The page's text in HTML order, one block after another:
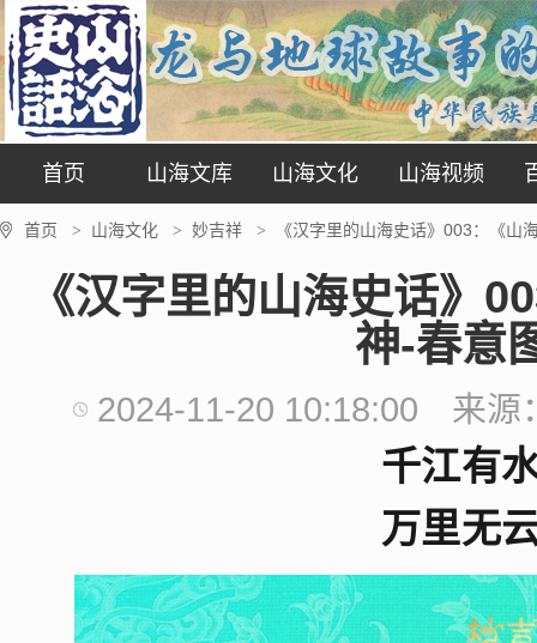
首页 山海文库 山海文化 山海视频
首页 > 山海文化 > 妙吉祥 > 《汉字里的山海史话》003：《山
《汉字里的山海史话》
神-春意
2024-11-20 10:18:00 来源
千江有
万里无